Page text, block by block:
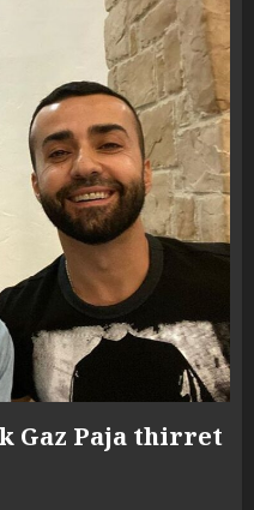
Gaz Paja thirret